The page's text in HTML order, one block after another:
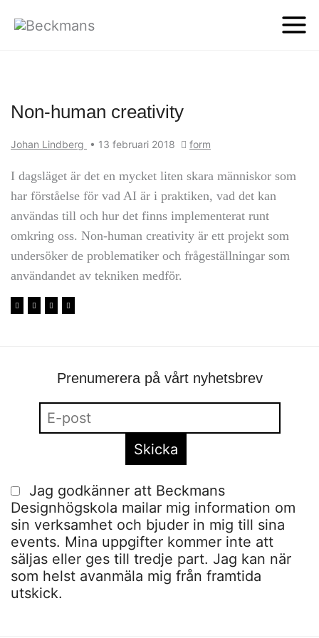
Non-human creativity
Johan Lindberg • 13 februari 2018 form
I dagsläget är det en mycket liten skara människor som
har förståelse för vad AI är i praktiken, vad det kan
användas till och hur det finns implementerat runt
omkring oss. Non-human creativity är ett projekt som
undersöker de problematiker och frågeställningar som
användandet av tekniken medför.
Prenumerera på vårt nyhetsbrev
Jag godkänner att Beckmans
Designhögskola mailar mig information om
sin verksamhet och bjuder in mig till sina
events. Mina uppgifter kommer inte att
säljas eller ges till tredje part. Jag kan när
som helst avanmäla mig från framtida
utskick.